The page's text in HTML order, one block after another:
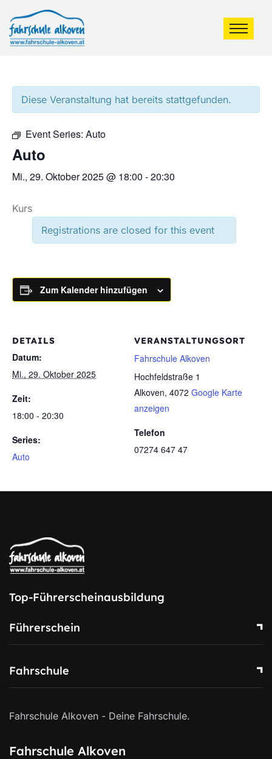
Diese Veranstaltung hat bereits stattgefunden.
Event Series: Auto
Auto
Mi., 29. Oktober 2025 @ 18:00 -20:30
Kurs
Registrations are closed for this event
Zum Kalender hinzufügen
DETAILS
Datum:
Mi., 29. Oktober 2025
Zeit:
18:00 - 20:30
Series:
Auto
VERANSTALTUNGSORT
Fahrschule Alkoven
Hochfeldstraße 1
Alkoven, 4072 Google Karte
anzeigen
Telefon
07274 647 47
Top-Führerscheinausbildung
Führerschein
Fahrschule
Fahrschule Alkoven - Deine Fahrschule.
Fahrschule Alkoven